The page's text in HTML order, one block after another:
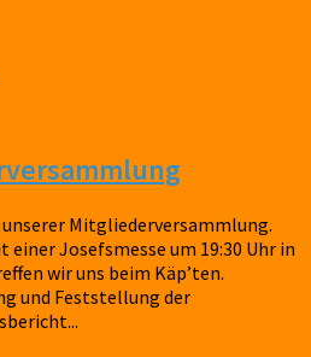
unserer Mitgliederversammlung.
Josefsmesse um 19:30 Uhr in
wir uns beim Käp’ten.
und Feststellung der